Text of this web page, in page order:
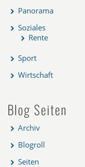
Panorama
Soziales
Rente
Sport
Wirtschaft
Blog Seiten
Archiv
Blogroll
Seiten